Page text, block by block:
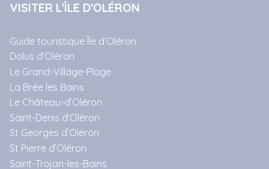
VISITER L'ÎLE D'OLÉRON
Guide touristique Île d’Oléron
Dolus d’Oléron
Le Grand-Village-Plage
La Brée les Bains
Le Château-d’Oléron
Saint-Denis d’Oléron
St Georges d’Oléron
St Pierre d’Oléron
Saint-Trojan-les-Bains